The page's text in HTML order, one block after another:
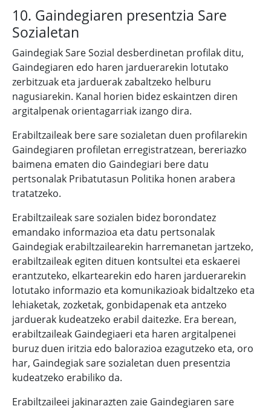
10. Gaindegiaren presentzia Sare
Sozialetan
Gaindegiak Sare Sozial desberdinetan profilak ditu,
Gaindegiaren edo haren jarduerarekin lotutako
zerbitzuak eta jarduerak zabaltzeko helburu
nagusiarekin. Kanal horien bidez eskaintzen diren
argitalpenak orientagarriak izango dira.
Erabiltzaileak bere sare sozialetan duen profilarekin
Gaindegiaren profiletan erregistratzean, bereriazko
baimena ematen dio Gaindegiari bere datu
pertsonalak Pribatutasun Politika honen arabera
tratatzeko.
Erabiltzaileak sare sozialen bidez borondatez
emandako informazioa eta datu pertsonalak
Gaindegiak erabiltzailearekin harremanetan jartzeko,
erabiltzaileak egiten dituen kontsultei eta eskaerei
erantzuteko, elkartearekin edo haren jarduerarekin
lotutako informazio eta komunikazioak bidaltzeko eta
lehiaketak, zozketak, gonbidapenak eta antzeko
jarduerak kudeatzeko erabil daitezke. Era berean,
erabiltzaileak Gaindegiaeri eta haren argitalpenei
buruz duen iritzia edo balorazioa ezagutzeko eta, oro
har, Gaindegiak sare sozialetan duen presentzia
kudeatzeko erabiliko da.
Erabiltzaileei jakinarazten zaie Gaindegiaren sare